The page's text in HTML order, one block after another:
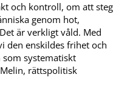
och kontroll, om att steg
genom hot,
är verkligt våld. Med
den enskildes frihet och
systematiskt
rättspolitisk